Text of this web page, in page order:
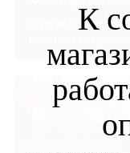
Отличный
Технологии
К